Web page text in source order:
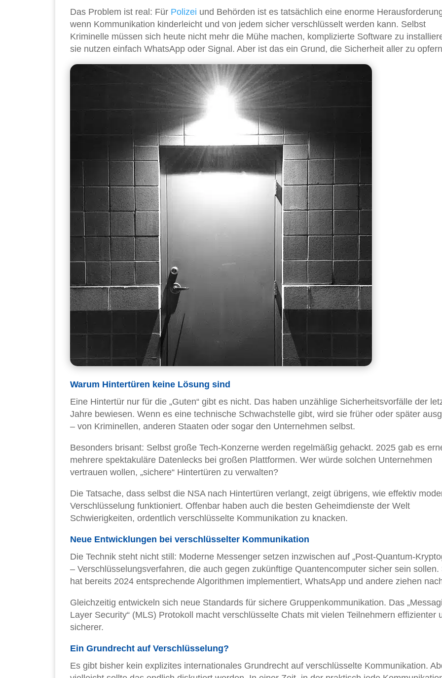
Das Problem ist real: Für Polizei und Behörden ist es tatsächlich eine enorme
wenn Kommunikation kinderleicht und von jedem sicher verschlüsselt werden kann. Selbst
Kriminelle müssen sich heute nicht mehr die Mühe machen, komplizierte Software zu
sie nutzen einfach WhatsApp oder Signal. Aber ist das ein Grund, die Sicherheit aller zu
Warum Hintertüren keine Lösung sind
Eine Hintertür nur für die „Guten“ gibt es nicht. Das haben unzählige Sicherheitsvorfälle der
Jahre bewiesen. Wenn es eine technische Schwachstelle gibt, wird sie früher oder später
– von Kriminellen, anderen Staaten oder sogar den Unternehmen selbst.
Besonders brisant: Selbst große Tech-Konzerne werden regelmäßig gehackt. 2025 gab es
mehrere spektakuläre Datenlecks bei großen Plattformen. Wer würde solchen Unternehmen
vertrauen wollen, „sichere“ Hintertüren zu verwalten?
Die Tatsache, dass selbst die NSA nach Hintertüren verlangt, zeigt übrigens, wie effektiv
Verschlüsselung funktioniert. Offenbar haben auch die besten Geheimdienste der Welt
Schwierigkeiten, ordentlich verschlüsselte Kommunikation zu knacken.
Neue Entwicklungen bei verschlüsselter Kommunikation
Die Technik steht nicht still: Moderne Messenger setzen inzwischen auf „Post-Quantum-
– Verschlüsselungsverfahren, die auch gegen zukünftige Quantencomputer sicher sein sollen.
hat bereits 2024 entsprechende Algorithmen implementiert, WhatsApp und andere ziehen
Gleichzeitig entwickeln sich neue Standards für sichere Gruppenkommunikation. Das
Layer Security“ (MLS) Protokoll macht verschlüsselte Chats mit vielen Teilnehmern effizienter
sicherer.
Ein Grundrecht auf Verschlüsselung?
Es gibt bisher kein explizites internationales Grundrecht auf verschlüsselte Kommunikation.